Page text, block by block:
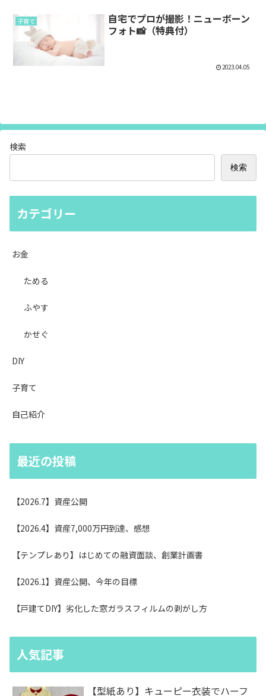
子育て
自宅でプロが撮影！ニューボーン
フォト📸（特典付）
2023.04.05
検索
検索
カテゴリー
お金
ためる
ふやす
かせぐ
DIY
子育て
自己紹介
最近の投稿
【2026.7】資産公開
【2026.4】資産7,000万円到達、感想
【テンプレあり】はじめての融資面談、創業計画書
【2026.1】資産公開、今年の目標
【戸建てDIY】劣化した窓ガラスフィルムの剥がし方
人気記事
【型紙あり】キューピー衣装でハーフ